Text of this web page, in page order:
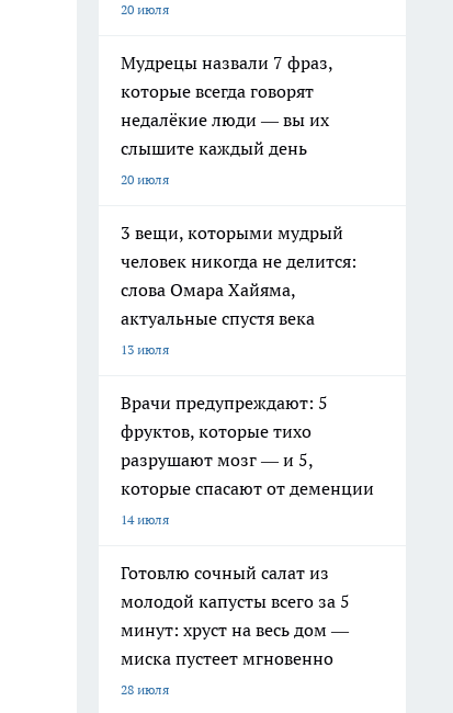
20 июля
Мудрецы назвали 7 фраз,
которые всегда говорят
недалёкие люди — вы их
слышите каждый день
20 июля
3 вещи, которыми мудрый
человек никогда не делится:
слова Омара Хайяма,
актуальные спустя века
13 июля
Врачи предупреждают: 5
фруктов, которые тихо
разрушают мозг — и 5,
которые спасают от деменции
14 июля
Готовлю сочный салат из
молодой капусты всего за 5
минут: хруст на весь дом —
миска пустеет мгновенно
28 июля